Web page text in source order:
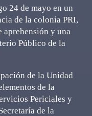
24 de mayo en un
de la colonia PRI,
aprehensión y una
Público de la
de la Unidad
de la
Periciales y
de la